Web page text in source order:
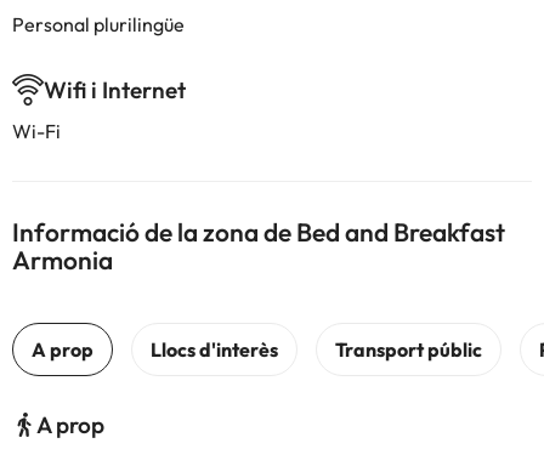
Personal plurilingüe
Wifi i Internet
Wi-Fi
Informació de la zona de Bed and Breakfast
Armonia
A prop